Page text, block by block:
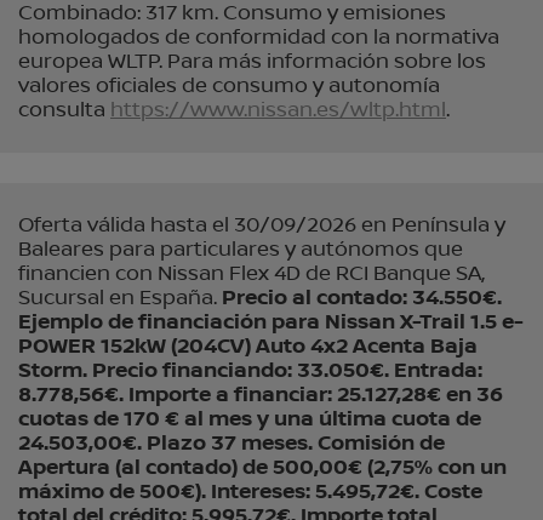
Combinado: 317 km. Consumo y emisiones
homologados de conformidad con la normativa
europea WLTP. Para más información sobre los
valores oficiales de consumo y autonomía
consulta https://www.nissan.es/wltp.html.
Oferta válida hasta el 30/09/2026 en Península y
Baleares para particulares y autónomos que
financien con Nissan Flex 4D de RCI Banque SA,
Sucursal en España. Precio al contado: 34.550€.
Ejemplo de financiación para Nissan X-Trail 1.5 e-
POWER 152kW (204CV) Auto 4x2 Acenta Baja
Storm. Precio financiando: 33.050€. Entrada:
8.778,56€. Importe a financiar: 25.127,28€ en 36
cuotas de 170 € al mes y una última cuota de
24.503,00€. Plazo 37 meses. Comisión de
Apertura (al contado) de 500,00€ (2,75% con un
máximo de 500€). Intereses: 5.495,72€. Coste